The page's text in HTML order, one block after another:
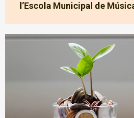
l’Escola Municipal de